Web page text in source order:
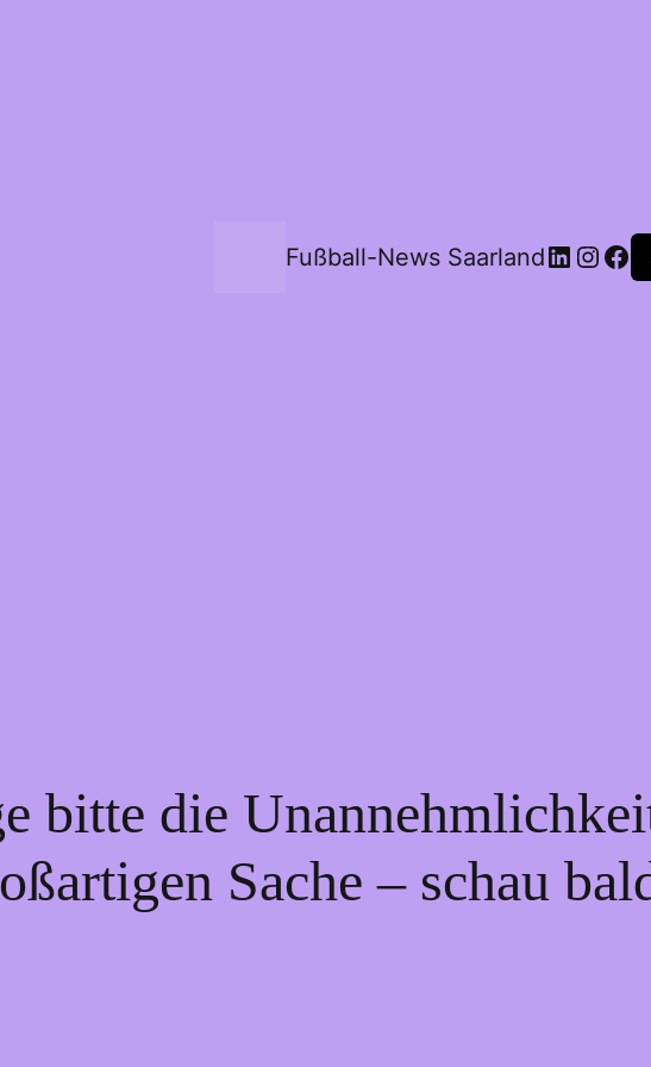
Fußball-News Saarland
bitte die
Sache – schau